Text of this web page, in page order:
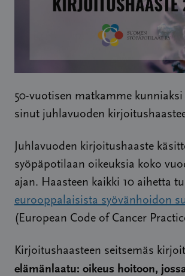
50-vuotisen matkamme
sinut juhlavuoden
Juhlavuoden kirjoitushaaste
syöpäpotilaan oikeuksia koko
ajan. Haasteen kaikki 10 aihetta
eurooppalaisista syövänhoidon
(European Code of Cancer
Kirjoitushaasteen seitsemäs
elämänlaatu: oikeus hoitoon,